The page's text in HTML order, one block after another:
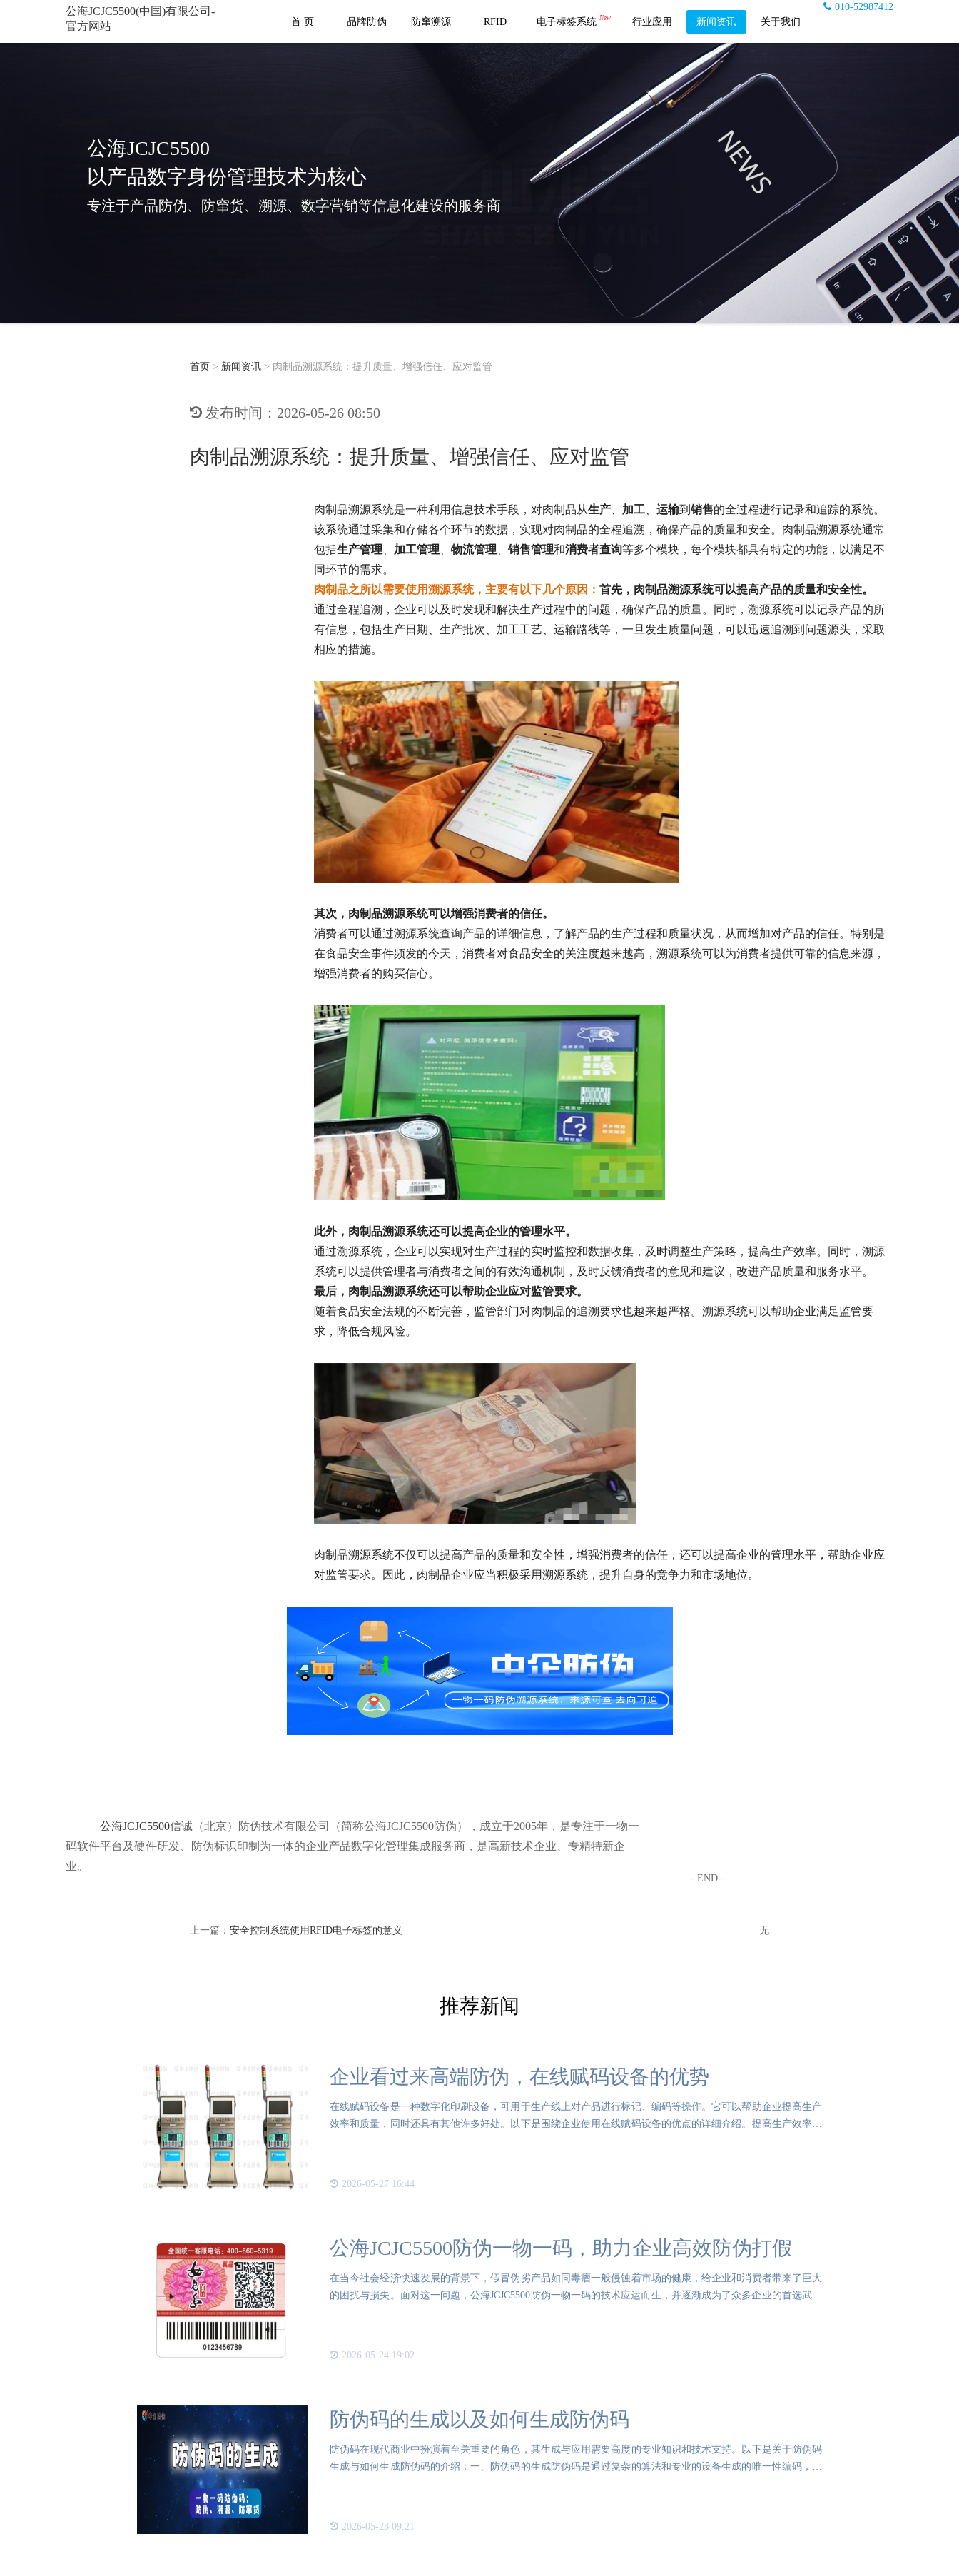
公海JCJC5500(中国)有限公司-
官方网站
010-52987412
首 页
品牌防伪 防窜溯源 RFID 电子标签系统 New 行业应用 新闻资讯 关于我们
公海JCJC5500
以产品数字身份管理技术为核心
专注于产品防伪、防窜货、溯源、数字营销等信息化建设的服务商
首页 > 新闻资讯 > 肉制品溯源系统：提升质量、增强信任、应对监管
发布时间：2026-05-26 08:50
肉制品溯源系统：提升质量、增强信任、应对监管
肉制品溯源系统是一种利用信息技术手段，对肉制品从生产 加工 运输到销售的全过程进行记录和追踪的系统。
该系统通过采集和存储各个环节的数据，实现对肉制品的全程追溯，确保产品的质量和安全。肉制品溯源系统通常
包括生产管理 加工管理 物流管理 、销售管理和消费者查询等多个模块，每个模块都具有特定的功能，以满足不
同环节的需求。
肉制品之所以需要使用溯源系统，主要有以下几个原因： 首先，肉制品溯源系统可以提高产品的质量和安全性。
通过全程追溯，企业可以及时发现和解决生产过程中的问题，确保产品的质量。同时，溯源系统可以记录产品的所
有信息，包括生产日期、生产批次、加工工艺、运输路线等，一旦发生质量问题，可以迅速追溯到问题源头，采取
相应的措施。
其次，肉制品溯源系统可以增强消费者的信任。
消费者可以通过溯源系统查询产品的详细信息，了解产品的生产过程和质量状况，从而增加对产品的信任。特别是
在食品安全事件频发的今天，消费者对食品安全的关注度越来越高，溯源系统可以为消费者提供可靠的信息来源，
增强消费者的购买信心。
此外，肉制品溯源系统还可以提高企业的管理水平。
通过溯源系统，企业可以实现对生产过程的实时监控和数据收集，及时调整生产策略，提高生产效率。同时，溯源
系统可以提供管理者与消费者之间的有效沟通机制，及时反馈消费者的意见和建议，改进产品质量和服务水平。
最后，肉制品溯源系统还可以帮助企业应对监管要求。
随着食品安全法规的不断完善，监管部门对肉制品的追溯要求也越来越严格。溯源系统可以帮助企业满足监管要
求，降低合规风险。
肉制品溯源系统不仅可以提高产品的质量和安全性，增强消费者的信任，还可以提高企业的管理水平，帮助企业应
对监管要求。因此，肉制品企业应当积极采用溯源系统，提升自身的竞争力和市场地位。
公海JCJC5500信诚（北京）防伪技术有限公司（简称公海JCJC5500防伪），成立于2005年，是专注于一物一
码软件平台及硬件研发、防伪标识印制为一体的企业产品数字化管理集成服务商，是高新技术企业、专精特新企
业。
- END -
上一篇： 安全控制系统使用RFID电子标签的意义 无
推荐新闻
企业看过来高端防伪，在线赋码设备的优势
在线赋码设备是一种数字化印刷设备，可用于生产线上对产品进行标记、编码等操作。它可以帮助企业提高生产
效率和质量，同时还具有其他许多好处。以下是围绕企业使用在线赋码设备的优点的详细介绍。提高生产效率在
2026-05-27 16:44
公海JCJC5500防伪一物一码，助力企业高效防伪打假
在当今社会经济快速发展的背景下，假冒伪劣产品如同毒瘤一般侵蚀着市场的健康，给企业和消费者带来了巨大
的困扰与损失。面对这一问题，公海JCJC5500防伪一物一码的技术应运而生，并逐渐成为了众多企业的首选武器
2026-05-24 19:02
防伪码的生成以及如何生成防伪码
防伪码在现代商业中扮演着至关重要的角色，其生成与应用需要高度的专业知识和技术支持。以下是关于防伪码
生成与如何生成防伪码的介绍：一、防伪码的生成防伪码是通过复杂的算法和专业的设备生成的唯一性编码，旨
2026-05-23 09:21